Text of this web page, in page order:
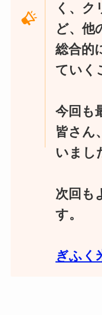
く、ク
ど、他
総合的
ていく
今回も
皆さん
いまし
次回も
す。
ぎふく